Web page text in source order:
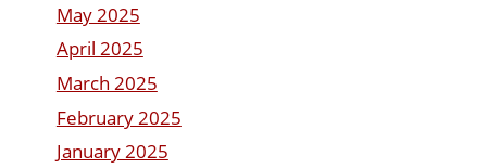
May 2025
April 2025
March 2025
February 2025
January 2025